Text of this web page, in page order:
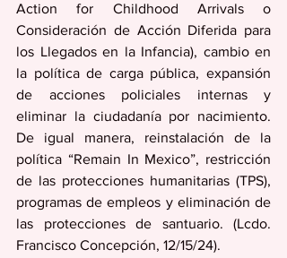
Action for Childhood Arrivals o
Consideración de Acción Diferida para
los Llegados en la Infancia), cambio en
la política de carga pública, expansión
de acciones policiales internas y
eliminar la ciudadanía por nacimiento.
De igual manera, reinstalación de la
política “Remain In Mexico”, restricción
de las protecciones humanitarias (TPS),
programas de empleos y eliminación de
las protecciones de santuario. (Lcdo.
Francisco Concepción, 12/15/24).